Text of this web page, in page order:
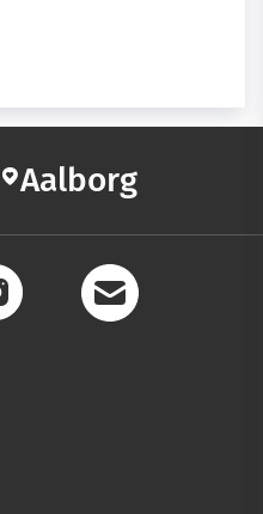
Aalborg